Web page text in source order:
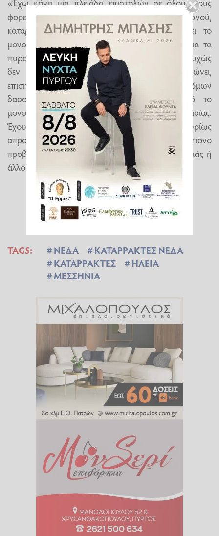
«Έχω κάνει μια πλειάδα επιστολών σε όλους τους
φορείς, μέχρι και στο γραφείο του πρωθυπουργού,
καταρχάς να φτιαχτεί ο δρόμος πριν πέσει το
μονοπάτι, διότι πρέπει να είναι προσβάσιμος για τα
πυροσβεστικά οχήματα και ασθενοφόρα. Δυστυχώς
δεν έχουμε βρει ανταπόκριση» σημειώνει,
επισημαίνοντας παράλληλα την απουσία δρόμων
δασοπροστασίας στην περιοχή. «Πέρα από το
μονοπάτι, πρέπει να γίνουν δρόμοι δασοπροστασίας.
Έχουμε έναν παράδεισο αναξιοποίητο και κυρίως
απροστάτευτο» τονίζει, εκφράζοντας έντονο
προβληματισμό για το ενδεχόμενο μιας πυρκαγιάς ή
άλλου σοβαρού περιστατικού.
TAGS: ΝΕΔΑ
ΚΑΤΑΡΡΑΚΤΕΣ ΝΕΔΑ
ΚΑΤΑΡΡΑΚΤΕΣ
ΗΛΕΙΑ
ΜΕΣΣΗΝΙΑ